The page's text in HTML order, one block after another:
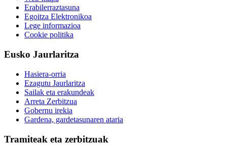
Erabilerraztasuna
Egoitza Elektronikoa
Lege informazioa
Cookie politika
Eusko Jaurlaritza
Hasiera-orria
Ezagutu Jaurlaritza
Sailak eta erakundeak
Arreta Zerbitzua
Gobernu irekia
Gardena, gardetasunaren ataria
Tramiteak eta zerbitzuak